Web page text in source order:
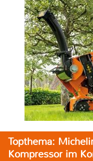
Topthema:
Kompressor im